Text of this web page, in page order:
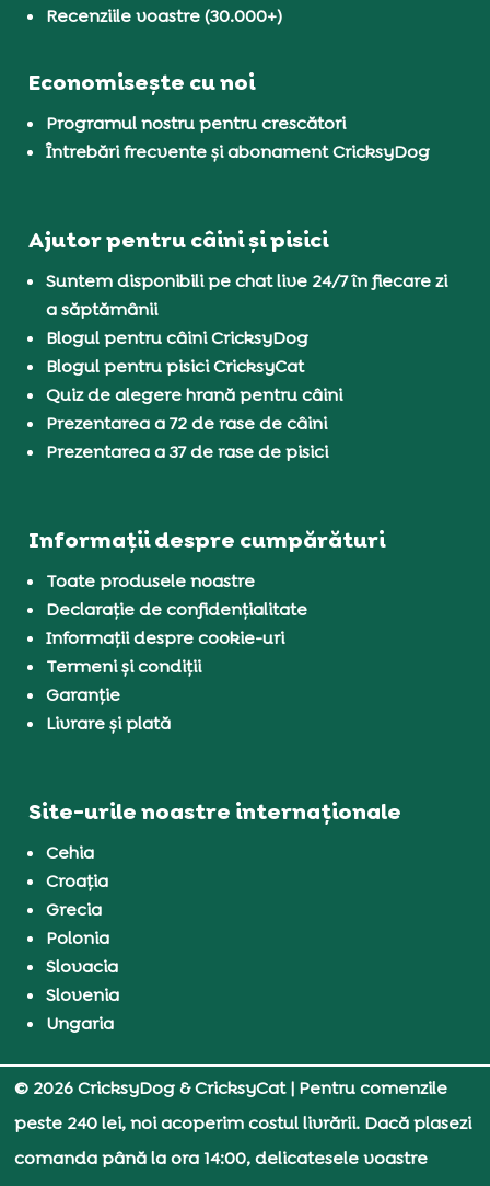
Recenziile voastre (30.000+)
Economisește cu noi
Programul nostru pentru crescători
Întrebări frecvente și abonament CricksyDog
Ajutor pentru câini și pisici
Suntem disponibili pe chat live 24/7 în fiecare zi
a săptămânii
Blogul pentru câini CricksyDog
Blogul pentru pisici CricksyCat
Quiz de alegere hrană pentru câini
Prezentarea a 72 de rase de câini
Prezentarea a 37 de rase de pisici
Informații despre cumpărături
Toate produsele noastre
Declarație de confidențialitate
Informații despre cookie-uri
Termeni și condiții
Garanție
Livrare și plată
Site-urile noastre internaționale
Cehia
Croația
Grecia
Polonia
Slovacia
Slovenia
Ungaria
© 2026 CricksyDog & CricksyCat| Pentru comenzile
peste 240 lei, noi acoperim costul livrării. Dacă plasezi
comanda până la ora 14:00, delicatesele voastre